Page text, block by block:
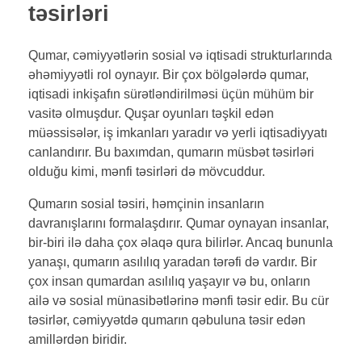
təsirləri
Qumar, cəmiyyətlərin sosial və iqtisadi strukturlarında
əhəmiyyətli rol oynayır. Bir çox bölgələrdə qumar,
iqtisadi inkişafın sürətləndirilməsi üçün mühüm bir
vasitə olmuşdur. Quşar oyunları təşkil edən
müəssisələr, iş imkanları yaradır və yerli iqtisadiyyatı
canlandırır. Bu baxımdan, qumarın müsbət təsirləri
olduğu kimi, mənfi təsirləri də mövcuddur.
Qumarın sosial təsiri, həmçinin insanların
davranışlarını formalaşdırır. Qumar oynayan insanlar,
bir-biri ilə daha çox əlaqə qura bilirlər. Ancaq bununla
yanaşı, qumarın asılılıq yaradan tərəfi də vardır. Bir
çox insan qumardan asılılıq yaşayır və bu, onların
ailə və sosial münasibətlərinə mənfi təsir edir. Bu cür
təsirlər, cəmiyyətdə qumarın qəbuluna təsir edən
amillərdən biridir.